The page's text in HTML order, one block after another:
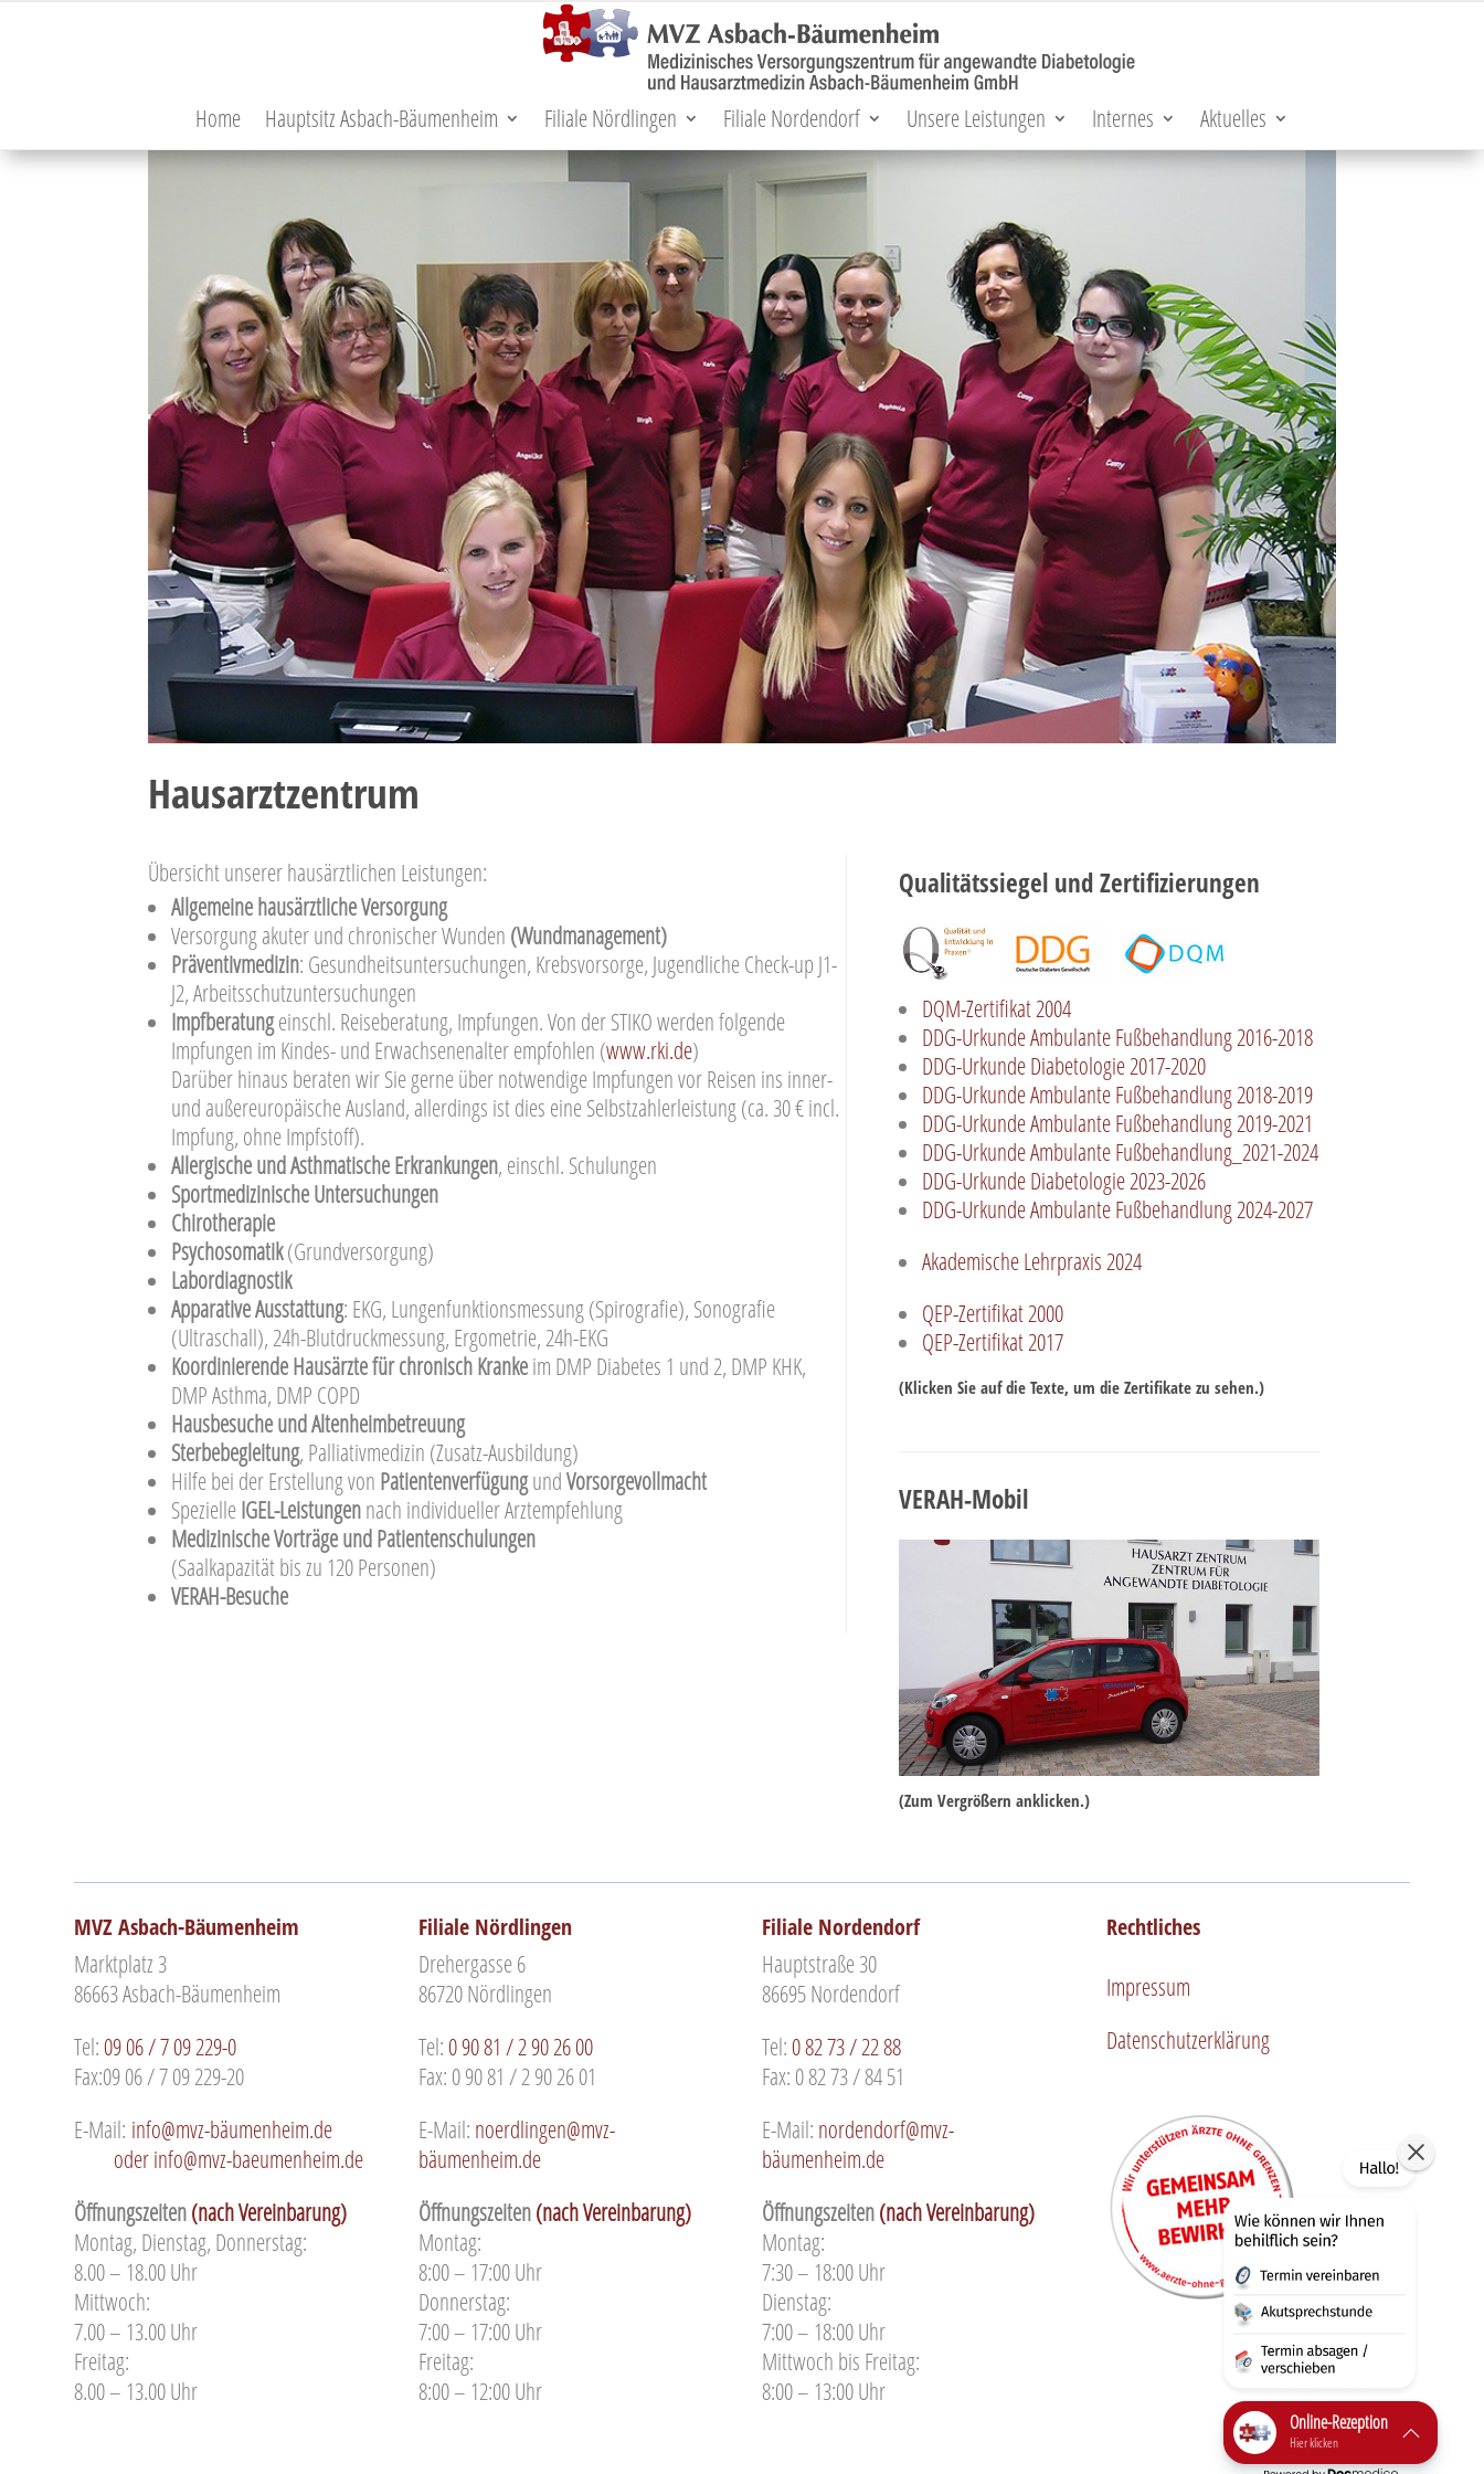
Home Hauptsitz Asbach-Bäumenheim Filiale Nördlingen Filiale Nordendorf Unsere Leistungen Internes Aktuelles
Hausarztzentrum
Übersicht unserer hausärztlichen Leistungen:
Allgemeine hausärztliche Versorgung
Versorgung akuter und chronischer Wunden (Wundmanagement)
Präventivmedizin: Gesundheitsuntersuchungen, Krebsvorsorge, Jugendliche Check-up J1-
J2, Arbeitsschutzuntersuchungen
Impfberatungeinschl. Reiseberatung, Impfungen. Von der STIKO werden folgende
Impfungen im Kindes- und Erwachsenenalter empfohlen (www.rki.de)
Darüber hinaus beraten wir Sie gerne über notwendige Impfungen vor Reisen ins inner-
und außereuropäische Ausland, allerdings ist dies eine Selbstzahlerleistung (ca. 30 € incl.
Impfung, ohne Impfstoff).
Allergische und Asthmatische Erkrankungen, einschl. Schulungen
Sportmedizinische Untersuchungen
Chirotherapie
Psychosomatik(Grundversorgung)
Labordiagnostik
Apparative Ausstattung: EKG, Lungenfunktionsmessung (Spirografie), Sonografie
(Ultraschall), 24h-Blutdruckmessung, Ergometrie, 24h-EKG
Koordinierende Hausärzte für chronisch Krankeim DMP Diabetes 1 und 2, DMP KHK,
DMP Asthma, DMP COPD
Hausbesuche und Altenheimbetreuung
Sterbebegleitung, Palliativmedizin (Zusatz-Ausbildung)
Hilfe bei der Erstellung von PatientenverfügungundVorsorgevollmacht
SpezielleIGEL-Leistungennach individueller Arztempfehlung
Medizinische Vorträge und Patientenschulungen
(Saalkapazität bis zu 120 Personen)
VERAH-Besuche
Qualitätssiegel und Zertifizierungen
DQM-Zertifikat 2004
DDG-Urkunde Ambulante Fußbehandlung 2016-2018
DDG-Urkunde Diabetologie 2017-2020
DDG-Urkunde Ambulante Fußbehandlung 2018-2019
DDG-Urkunde Ambulante Fußbehandlung 2019-2021
DDG-Urkunde Ambulante Fußbehandlung_2021-2024
DDG-Urkunde Diabetologie 2023-2026
DDG-Urkunde Ambulante Fußbehandlung 2024-2027
Akademische Lehrpraxis 2024
QEP-Zertifikat 2000
QEP-Zertifikat 2017
(Klicken Sie auf die Texte, um die Zertifikate zu sehen.)
VERAH-Mobil
(Zum Vergrößern anklicken.)
MVZ Asbach-Bäumenheim
Marktplatz 3
86663 Asbach-Bäumenheim
Tel: 09 06 / 7 09 229-0
Fax:09 06 / 7 09 229-20
E-Mail: info@mvz-bäumenheim.de
oder info@mvz-baeumenheim.de
Öffnungszeiten(nach Vereinbarung)
Montag, Dienstag, Donnerstag:
8.00 – 18.00 Uhr
Mittwoch:
7.00 – 13.00 Uhr
Freitag:
8.00 – 13.00 Uhr
Filiale Nördlingen
Drehergasse 6
86720 Nördlingen
Tel: 0 90 81 / 2 90 26 00
Fax: 0 90 81 / 2 90 26 01
E-Mail: noerdlingen@mvz-
bäumenheim.de
Öffnungszeiten(nach Vereinbarung)
Montag:
8:00 – 17:00 Uhr
Donnerstag:
7:00 – 17:00 Uhr
Freitag:
8:00 – 12:00 Uhr
Filiale Nordendorf
Hauptstraße 30
86695 Nordendorf
Tel: 0 82 73 / 22 88
Fax: 0 82 73 / 84 51
E-Mail: nordendorf@mvz-
bäumenheim.de
Öffnungszeiten(nach Vereinbarung)
Montag:
7:30 – 18:00 Uhr
Dienstag:
7:00 – 18:00 Uhr
Mittwoch bis Freitag:
8:00 – 13:00 Uhr
Rechtliches
Impressum
Datenschutzerklärung
Online-Rezeption
Hier klicken